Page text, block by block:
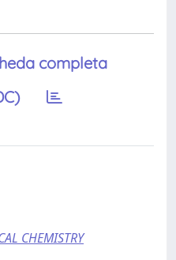
completa
CHEMISTRY